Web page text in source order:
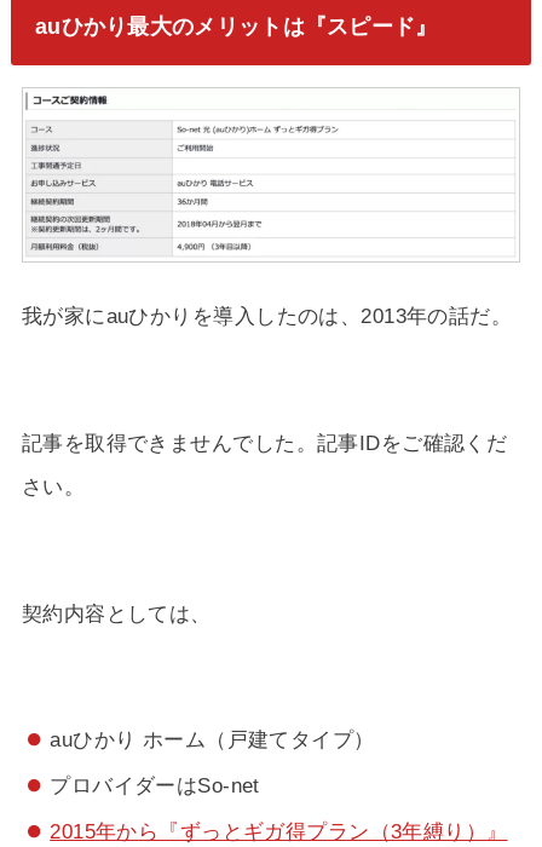
auひかり最大のメリットは『スピード』
我が家にauひかりを導入したのは、2013年の話だ。
記事を取得できませんでした。記事IDをご確認くだ
さい。
契約内容としては、
auひかり ホーム（戸建てタイプ）
プロバイダーはSo-net
2015年から『ずっとギガ得プラン（3年縛り）』